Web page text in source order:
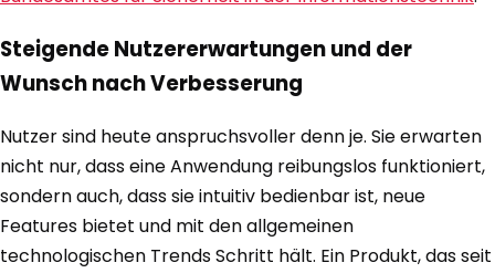
Steigende Nutzererwartungen und der
Wunsch nach Verbesserung
Nutzer sind heute anspruchsvoller denn je. Sie erwarten
nicht nur, dass eine Anwendung reibungslos funktioniert,
sondern auch, dass sie intuitiv bedienbar ist, neue
Features bietet und mit den allgemeinen
technologischen Trends Schritt hält. Ein Produkt, das seit